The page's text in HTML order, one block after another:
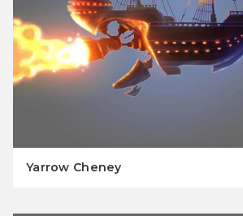
Yarrow Cheney